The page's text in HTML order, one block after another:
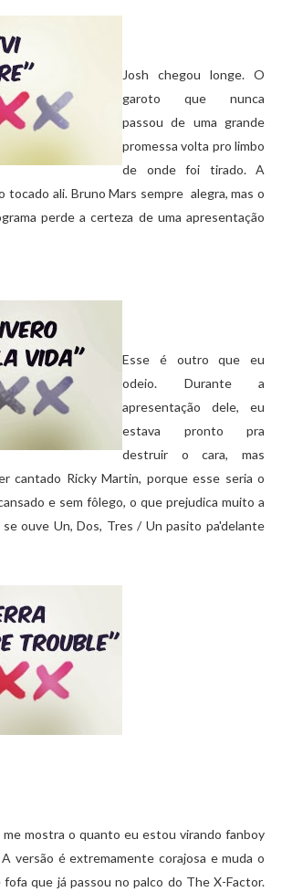
Josh chegou longe. O
garoto que nunca
passou de uma grande
promessa volta pro limbo
de onde foi tirado. A
ali. Bruno Mars sempre alegra, mas o
perde a certeza de uma apresentação
Esse é outro que eu
odeio. Durante a
apresentação dele, eu
estava pronto pra
destruir o cara, mas
cantado Ricky Martin, porque esse seria o
e sem fôlego, o que prejudica muito a
ouve Un, Dos, Tres / Un pasito pa'delante
mostra o quanto eu estou virando fanboy
A versão é extremamente corajosa e muda o
que já passou no palco do The X-Factor.